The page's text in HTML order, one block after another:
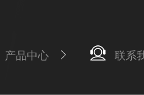
产品中心 联系